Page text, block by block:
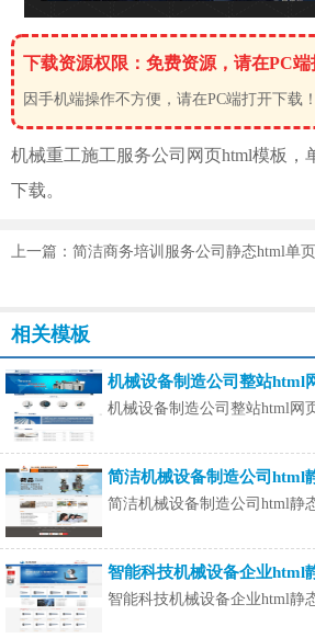
下载资源权限：免费资源，请在PC
因手机端操作不方便，请在PC端打开下载！
机械重工施工服务公司网页html模板，
下载。
上一篇：简洁商务培训服务公司静态html单
相关模板
机械设备制造公司整站html
机械设备制造公司整站html网
简洁机械设备制造公司html
简洁机械设备制造公司html静
智能科技机械设备企业html
智能科技机械设备企业html静